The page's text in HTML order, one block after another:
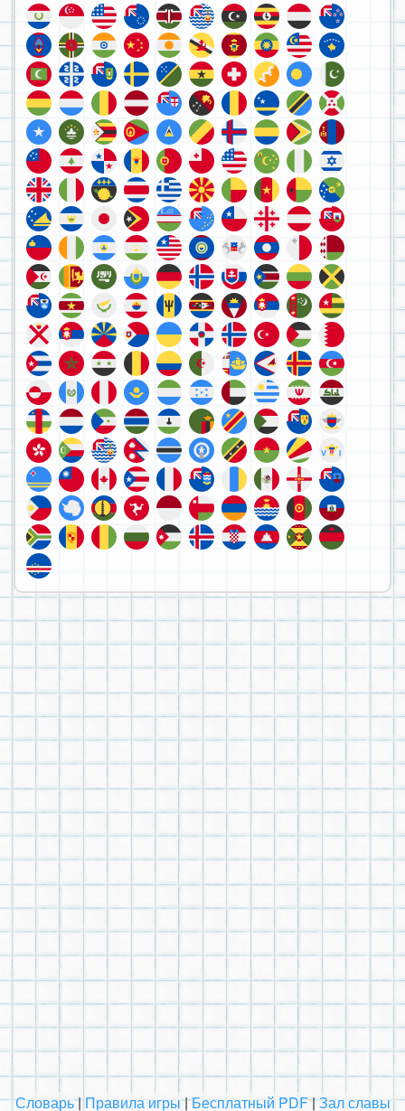
Словарь|Правила игры|Бесплатный PDF|Зал славы